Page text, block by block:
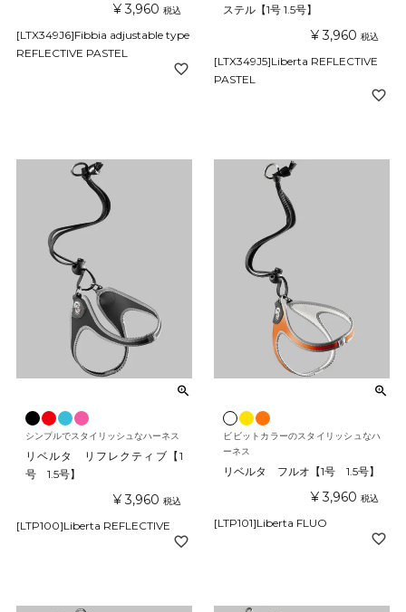
¥ 3,960 税込
[LTX349J6]Fibbia adjustable type
REFLECTIVE PASTEL
ステル【1号 1.5号】
¥ 3,960 税込
[LTX349J5]Liberta REFLECTIVE
PASTEL
シンプルでスタイリッシュなハーネス
リベルタ リフレクティブ【1
号 1.5号】
¥ 3,960 税込
[LTP100]Liberta REFLECTIVE
ビビットカラーのスタイリッシュなハ
ーネス
リベルタ フルオ【1号 1.5号】
¥ 3,960 税込
[LTP101]Liberta FLUO